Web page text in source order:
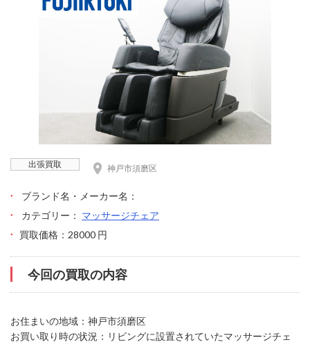
出張買取 神戸市須磨区
ブランド名・メーカー名：
カテゴリー： マッサージチェア
買取価格：28000 円
今回の買取の内容
お住まいの地域：神戸市須磨区
お買い取り時の状況：リビングに設置されていたマッサージチェ